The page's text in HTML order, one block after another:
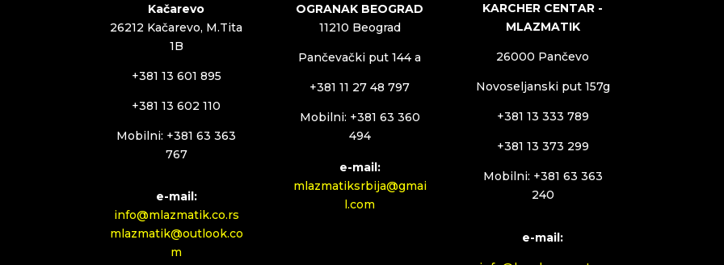
Kačarevo
26212 Kačarevo, M.Tita
1B
+381 13 601 895
+381 13 602 110
Mobilni: +381 63 363
767
e-mail:
info@mlazmatik.co.rs
mlazmatik@outlook.co
m
OGRANAK BEOGRAD
11210 Beograd
Pančevački put 144 a
+381 11 27 48 797
Mobilni: +381 63 360
494
e-mail:
mlazmatiksrbija@gmai
l.com
KARCHER CENTAR -
MLAZMATIK
26000 Pančevo
Novoseljanski put 157g
+381 13 333 789
+381 13 373 299
Mobilni: +381 63 363
240
e-mail: